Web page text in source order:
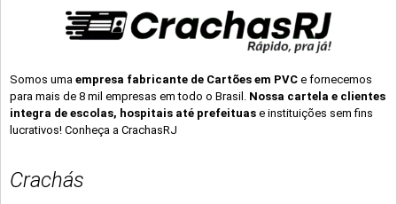
Somos uma empresa fabricante de Cartões em PVC e fornecemos
para mais de 8 mil empresas em todo o Brasil. Nossa cartela e clientes
integra de escolas, hospitais até prefeituas e instituições sem fins
lucrativos! Conheça a CrachasRJ
Crachás